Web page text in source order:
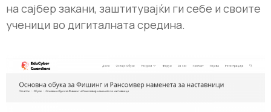
на сајбер закани, заштитувајќи ги себе и своите
ученици во дигиталната средина.